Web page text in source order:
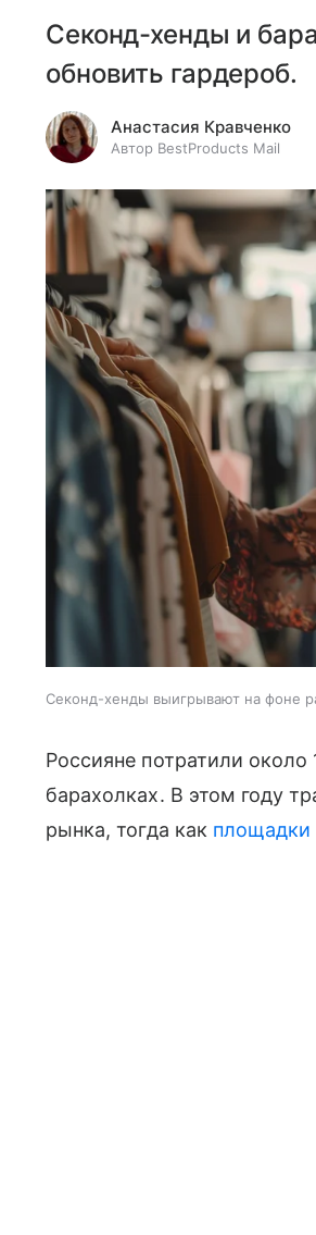
Секонд-хенды и
обновить гардероб.
Анастасия Кравченко
Автор BestProducts Mail
Секонд-хенды выигрывают на фоне
Россияне потратили около
барахолках. В этом году
рынка, тогда как